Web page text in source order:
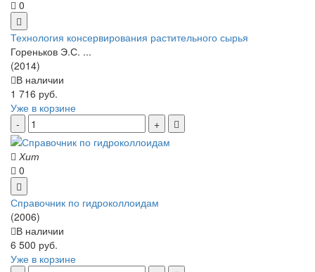
0
Технология консервирования растительного сырья
Гореньков Э.С. ...
(2014)
В наличии
1 716 руб.
Уже в корзине
Хит
0
Справочник по гидроколлоидам
(2006)
В наличии
6 500 руб.
Уже в корзине